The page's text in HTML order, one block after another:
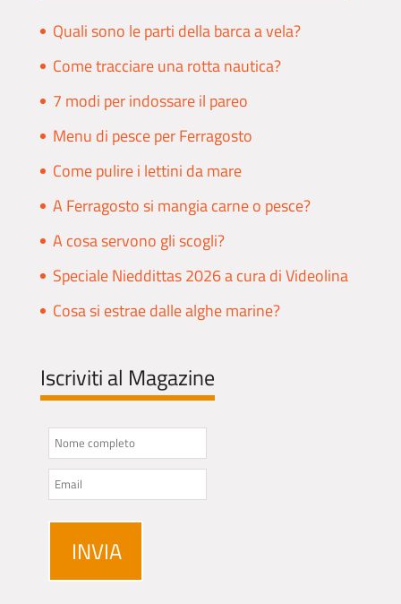
Quali sono le parti della barca a vela?
Come tracciare una rotta nautica?
7 modi per indossare il pareo
Menu di pesce per Ferragosto
Come pulire i lettini da mare
A Ferragosto si mangia carne o pesce?
A cosa servono gli scogli?
Speciale Nieddittas 2026 a cura di Videolina
Cosa si estrae dalle alghe marine?
Iscriviti al Magazine